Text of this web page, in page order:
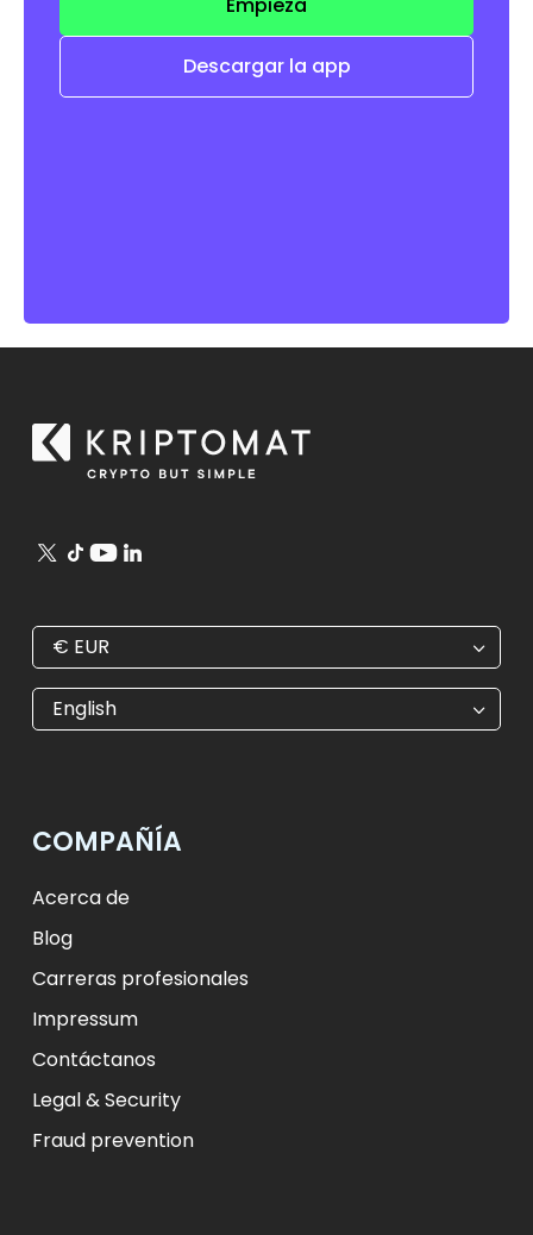
Descargar la app
€ EUR
€ EUR
$ USD
ft HUF
zł PLN
₺ TRY
English
COMPAÑÍA
Acerca de
Blog
Carreras profesionales
Impressum
Contáctanos
Legal & Security
Fraud prevention